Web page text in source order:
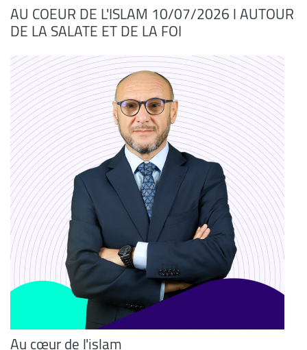
AU COEUR DE L'ISLAM 10/07/2026 l AUTOUR
DE LA SALATE ET DE LA FOI
Au cœur de l'islam